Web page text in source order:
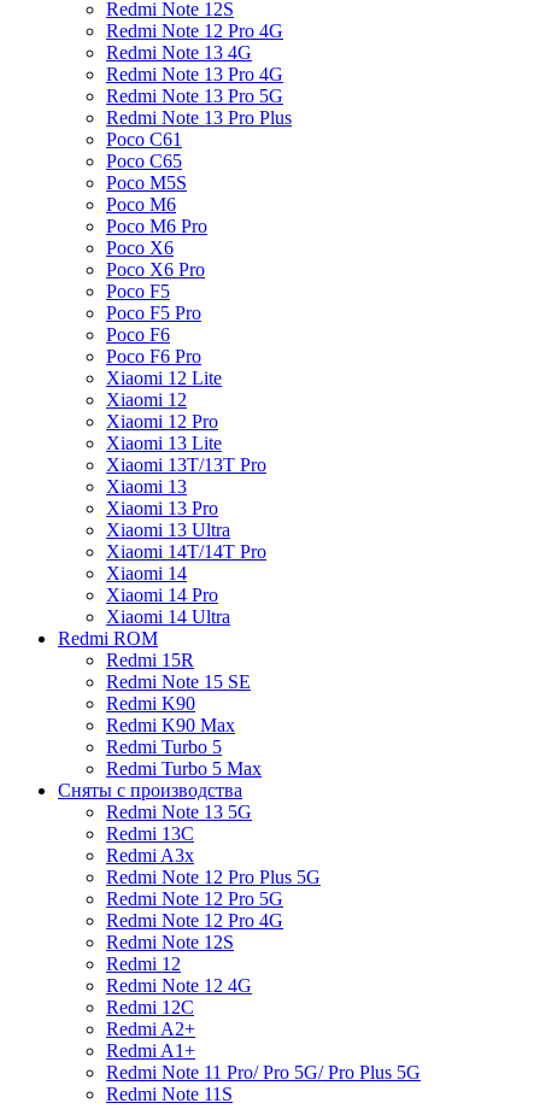
Redmi Note 12S
Redmi Note 12 Pro 4G
Redmi Note 13 4G
Redmi Note 13 Pro 4G
Redmi Note 13 Pro 5G
Redmi Note 13 Pro Plus
Poco C61
Poco C65
Poco M5S
Poco M6
Poco M6 Pro
Poco X6
Poco X6 Pro
Poco F5
Poco F5 Pro
Poco F6
Poco F6 Pro
Xiaomi 12 Lite
Xiaomi 12
Xiaomi 12 Pro
Xiaomi 13 Lite
Xiaomi 13T/13T Pro
Xiaomi 13
Xiaomi 13 Pro
Xiaomi 13 Ultra
Xiaomi 14T/14T Pro
Xiaomi 14
Xiaomi 14 Pro
Xiaomi 14 Ultra
Redmi ROM
Redmi 15R
Redmi Note 15 SE
Redmi K90
Redmi K90 Max
Redmi Turbo 5
Redmi Turbo 5 Max
Сняты с производства
Redmi Note 13 5G
Redmi 13C
Redmi A3x
Redmi Note 12 Pro Plus 5G
Redmi Note 12 Pro 5G
Redmi Note 12 Pro 4G
Redmi Note 12S
Redmi 12
Redmi Note 12 4G
Redmi 12C
Redmi A2+
Redmi A1+
Redmi Note 11 Pro/ Pro 5G/ Pro Plus 5G
Redmi Note 11S